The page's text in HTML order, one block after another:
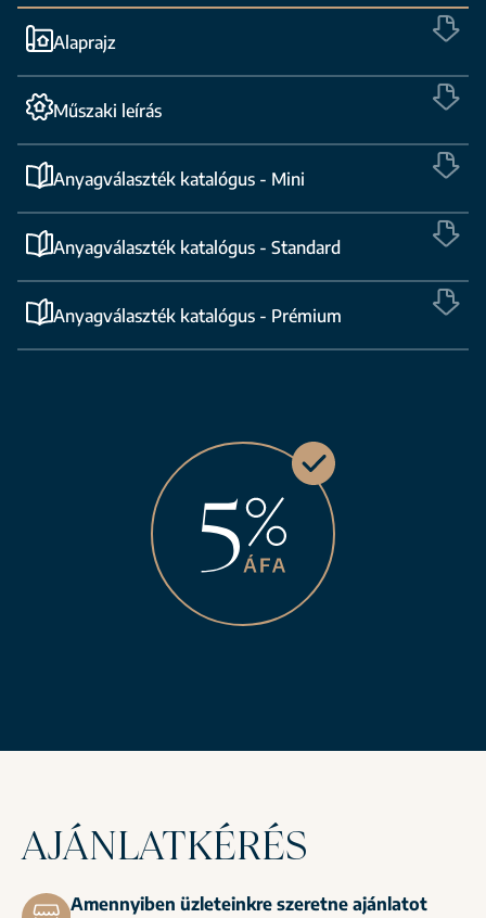
Alaprajz
Műszaki leírás
Anyagválaszték katalógus - Mini
Anyagválaszték katalógus - Standard
Anyagválaszték katalógus - Prémium
AJÁNLATKÉRÉS
Amennyiben üzleteinkre szeretne ajánlatot